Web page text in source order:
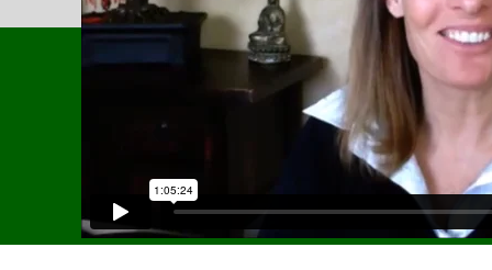
Wie es weiter geht:
Live Seminar mit Bianca
Esser:
'Master Your Life' -
Basisseminar